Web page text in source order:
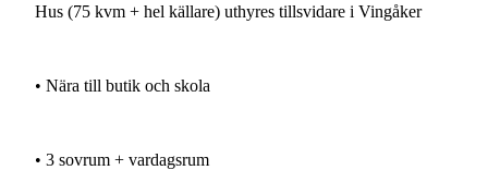
Hus (75 kvm + hel källare) uthyres tillsvidare i Vingåker
• Nära till butik och skola
• 3 sovrum + vardagsrum